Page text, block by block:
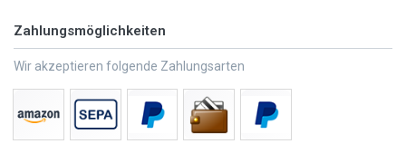
Zahlungsmöglichkeiten
Wir akzeptieren folgende Zahlungsarten